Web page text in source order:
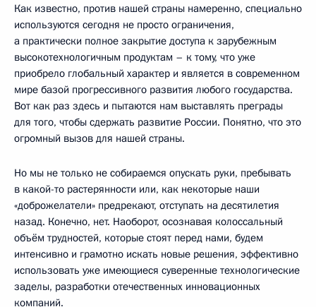
Как известно, против нашей страны намеренно, специально
используются сегодня не просто ограничения,
а практически полное закрытие доступа к зарубежным
высокотехнологичным продуктам – к тому, что уже
приобрело глобальный характер и является в современном
мире базой прогрессивного развития любого государства.
Вот как раз здесь и пытаются нам выставлять преграды
для того, чтобы сдержать развитие России. Понятно, что это
огромный вызов для нашей страны.
Но мы не только не собираемся опускать руки, пребывать
в какой-то растерянности или, как некоторые наши
«доброжелатели» предрекают, отступать на десятилетия
назад. Конечно, нет. Наоборот, осознавая колоссальный
объём трудностей, которые стоят перед нами, будем
интенсивно и грамотно искать новые решения, эффективно
использовать уже имеющиеся суверенные технологические
заделы, разработки отечественных инновационных
компаний.